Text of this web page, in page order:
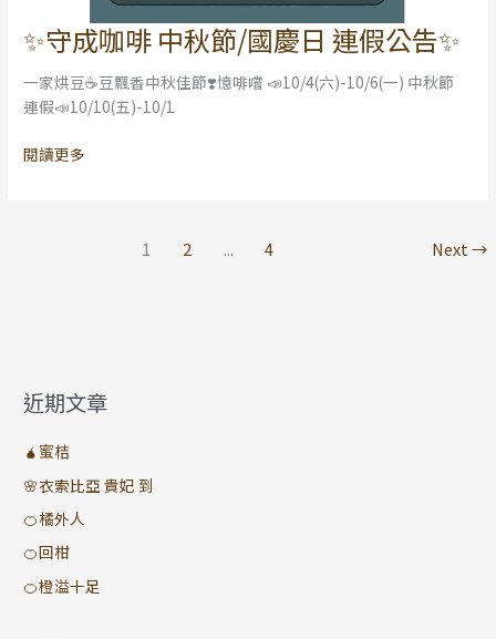
✨守成咖啡 中秋節/國慶日 連假公告✨
一家烘豆☕豆飄香中秋佳節❣️憶啡嚐 📣10/4(六)-10/6(一) 中秋節
連假📣10/10(五)-10/1
✨
守
成
咖
中
✨
閱讀更多
1 2 ... 4 Next→
近期文章
🧉蜜桔
🌸衣索比亞 貴妃 到
🍊橘外人
🍊回柑
🍊橙溢十足